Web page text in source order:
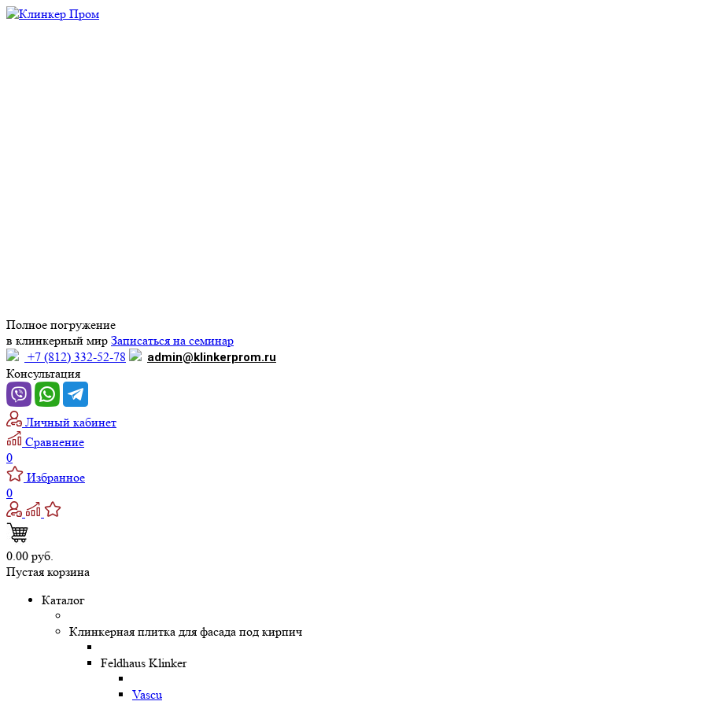
Полное погружение
в клинкерный мир Записаться на семинар
+7 (812) 332-52-78
admin@klinkerprom.ru
Консультация
Личный кабинет
Сравнение
0
Избранное
0
0.00 руб.
Пустая корзина
Каталог
Клинкерная плитка для фасада под кирпич
Feldhaus Klinker
Vascu